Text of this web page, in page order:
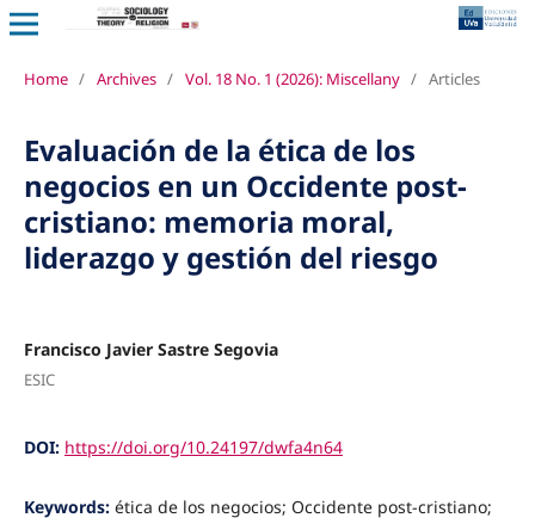
Home / Archives / Vol. 18 No. 1 (2026): Miscellany / Articles
Evaluación de la ética de los
negocios en un Occidente post-
cristiano: memoria moral,
liderazgo y gestión del riesgo
Francisco Javier Sastre Segovia
ESIC
DOI: https://doi.org/10.24197/dwfa4n64
Keywords: ética de los negocios; Occidente post-cristiano;